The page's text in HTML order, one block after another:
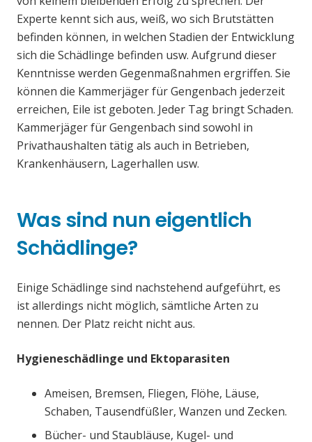
Experte kennt sich aus, weiß, wo sich Brutstätten
befinden können, in welchen Stadien der Entwicklung
sich die Schädlinge befinden usw. Aufgrund dieser
Kenntnisse werden Gegenmaßnahmen ergriffen. Sie
können die Kammerjäger für Gengenbach jederzeit
erreichen, Eile ist geboten. Jeder Tag bringt Schaden.
Kammerjäger für Gengenbach sind sowohl in
Privathaushalten tätig als auch in Betrieben,
Krankenhäusern, Lagerhallen usw.
Was sind nun eigentlich
Schädlinge?
Einige Schädlinge sind nachstehend aufgeführt, es
ist allerdings nicht möglich, sämtliche Arten zu
nennen. Der Platz reicht nicht aus.
Hygieneschädlinge und Ektoparasiten
Ameisen, Bremsen, Fliegen, Flöhe, Läuse,
Schaben, Tausendfüßler, Wanzen und Zecken.
Bücher- und Staubläuse, Kugel- und